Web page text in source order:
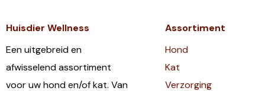
Huisdier Wellness
Een uitgebreid en
afwisselend assortiment
voor uw hond en/of kat. Van
Assortiment
Hond
Kat
Verzorging